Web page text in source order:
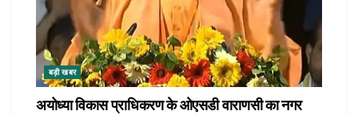
बड़ी खबर
अयोध्या विकास प्राधिकरण के ओएसडी वाराणसी का नगर